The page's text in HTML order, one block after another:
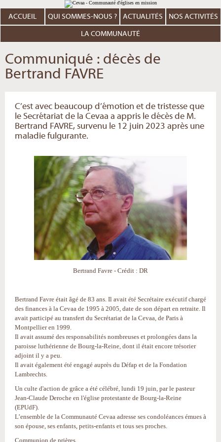
au
contenu.
Aller
personnels
ACCUEIL QUI SOMMES-NOUS ? ACTUALITÉS NOS ACTIVITÉS
LA COMMUNAUTÉ
Communiqué : décès de
Bertrand FAVRE
C’est avec beaucoup d’émotion et de tristesse que
le Secrétariat de la Cevaa a appris le décès de M.
Bertrand FAVRE, survenu le 12 juin 2023 après une
maladie fulgurante.
Bertrand Favre - Crédit : DR
Bertrand Favre était âgé de 83 ans. Il avait été Secrétaire exécutif chargé
des finances à la Cevaa de 1995 à 2005, date de son départ en retraite. Il
avait participé au transfert du Secrétariat de la Cevaa, de Paris à
Montpellier en 1999.
Il avait assumé des responsabilités nombreuses et prolongées dans la
paroisse luthérienne de Bourg-la-Reine, dont il était encore trésorier
adjoint il y a peu.
Il avait également été engagé auprès du Défap et de la Fondation
Lambrechts.
Un culte d'action de grâce a été célébré, lundi 19 juin, par le pasteur
Jean-Claude Deroche en l'église protestante de Bourg-la-Reine
(EPUdF).
L’ensemble de la Communauté Cevaa adresse ses condoléances émues à
son épouse, ses enfants, petits-enfants et tous ses proches.
Communion de prières.